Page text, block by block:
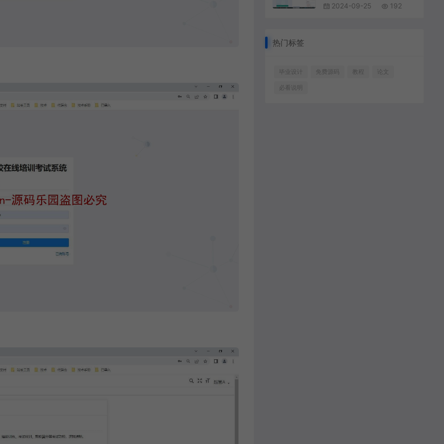
2024-09-25 192
热门标签
毕业设计 免费源码 教程 论文
必看说明